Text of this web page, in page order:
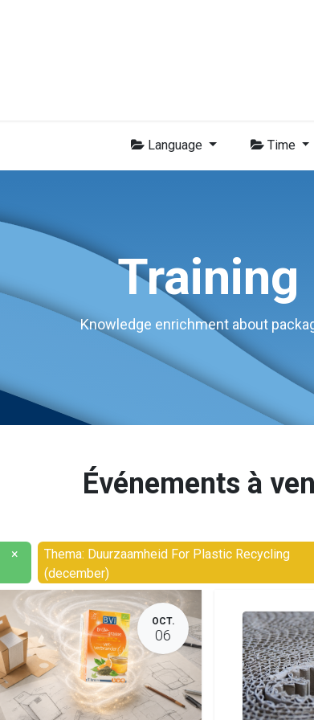
Language Time
Training
Knowledge enrichment about
Événements à
×
Thema: Duurzaamheid For Plastic Recycling
(december)
OCT.
06